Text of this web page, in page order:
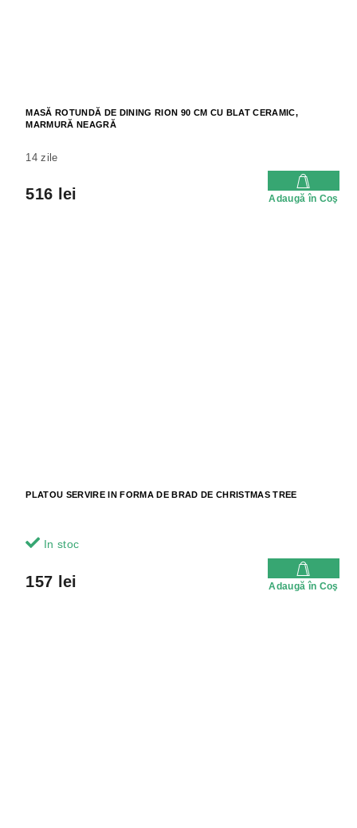
MASĂ ROTUNDĂ DE DINING RION 90 CM CU BLAT CERAMIC,
MARMURĂ NEAGRĂ
14 zile
516 lei Adaugă în Coş
PLATOU SERVIRE IN FORMA DE BRAD DE CHRISTMAS TREE
In stoc
157 lei Adaugă în Coş